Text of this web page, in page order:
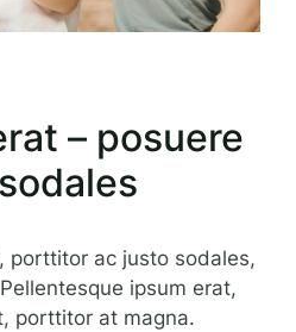
– posuere
porttitor ac justo sodales,
ipsum erat,
porttitor at magna.